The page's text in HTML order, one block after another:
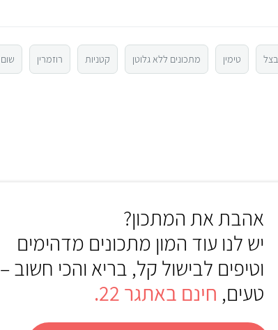
ך
5 בצל טימין מתכונים ללא גלוטן קטניות רוזמרין שום
אהבת את המתכון?
יש לנו עוד המון מתכונים מדהימים
וטיפים לבישול קל, בריא והכי חשוב –
טעים, חינם באתגר 22 .